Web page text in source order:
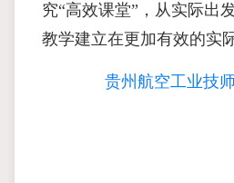
究“高效课堂”，从实际出
教学建立在更加有效的实
贵州航空工业技